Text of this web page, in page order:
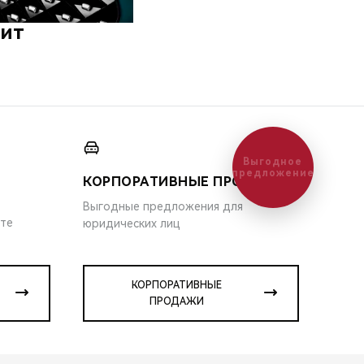
КОРПОРАТИВНЫЕ ПРОДАЖИ
Выгодные предложения для
юридических лиц
КОРПОРАТИВНЫЕ
ПРОДАЖИ
Выгодное
предложение